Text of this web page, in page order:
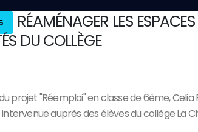
RÉAMÉNAGER LES ESPACES
DU COLLÈGE
projet "Réemploi" en classe de 6ème, Celia
auprès des élèves du collège La